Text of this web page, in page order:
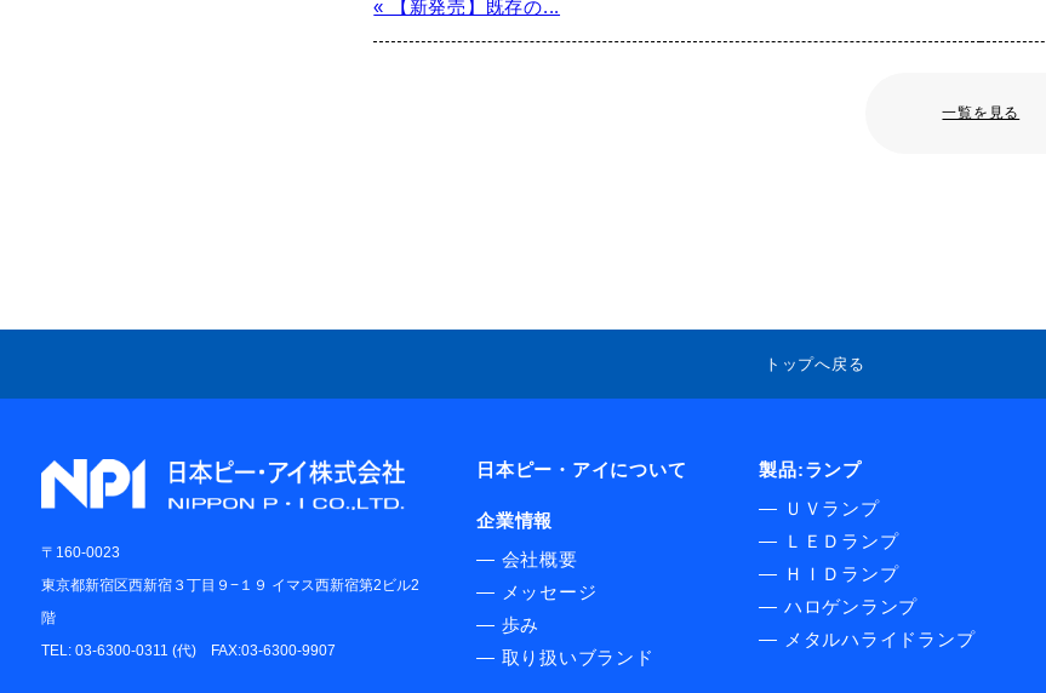
« 【新発売】既存の...
一覧を見る
トップへ戻る
〒160-0023
東京都新宿区西新宿３丁目９−１９ イマス西新宿第2ビル2
階
TEL: 03-6300-0311 (代) FAX:03-6300-9907
日本ピー・アイについて
企業情報
― 会社概要
― メッセージ
― 歩み
― 取り扱いブランド
製品:ランプ
― ＵＶランプ
― ＬＥＤランプ
― ＨＩＤランプ
― ハロゲンランプ
― メタルハライドランプ